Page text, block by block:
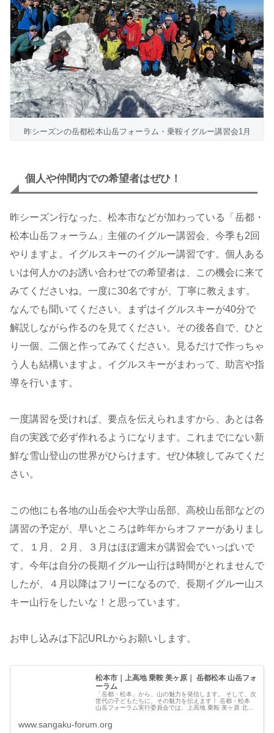
昨シーズンの岳都松本山岳フォーラム・乗鞍イグルー講習会1月
個人や仲間内での希望者はぜひ！
昨シーズン行なった、松本市などが加わっている「岳都・
松本山岳フォーラム」主催のイグルー講習会、今季も2回
やりますよ。イグルスキーのイグルー講習です。個人ある
いは何人かのお誘い合わせでの希望者は、この機会に来て
みてくださいね。一度に30名ですが、丁寧に教えます。
なんでも聞いてください。まずはイグルスキーが40分で
解説しながら作るのを見てください。その後各自で、ひと
り一個、二個と作ってみてください。見るだけで作っちゃ
う人も結構いますよ。イグルスキーがまわって、助言や指
導を行います。
一度講習を受ければ、要点を伝えられますから、あとは各
自の実践で必ず作れるようになります。これまでにない新
鮮な雪山登山の世界がひらけます。ぜひ体験してみてくだ
さい。
この他にも各地の山岳会や大学山岳部、高校山岳部などの
講習の予定が、早いところは昨年からオファーがありまし
て、１月、２月、３月はほぼ週末が講習会でいっぱいで
す。今年は自分の長期イグルー山行は時間がとれませんで
したが、４月以降はフリーになるので、長期イグルー山ス
キー山行をしたいな！と思っています。
お申し込みは下記URLからお願いします。
松本市｜上高地 乗鞍 美ヶ原｜ 岳都松本 山岳フォ
ーラム
「岳都・松本」から、山の魅力を発信します。 そして、次
世代の子どもたちに、その魅力を伝えます！ 岳都・松本
山岳フォーラム実行委員会では、上高地 乗鞍 美ヶ原 北ア
www.sangaku-forum.org